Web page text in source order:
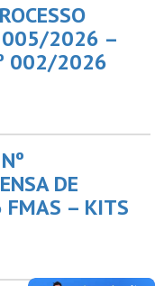
005/2026 –
002/2026
DE
– KITS